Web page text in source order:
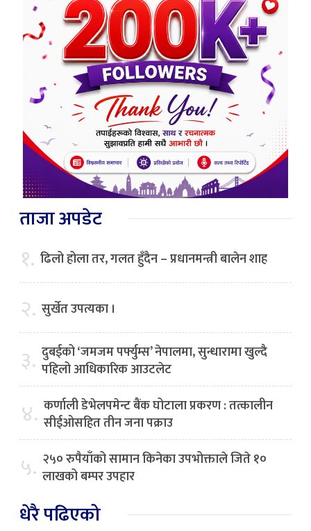
ताजा अपडेट
१. ढिलो होला तर, गलत हुँदैन – प्रधानमन्त्री बालेन शाह
२. सुर्खेत उपत्यका ।
३. दुबईको ‘जमजम पर्फ्युम्स’ नेपालमा, सुन्धारामा खुल्दै
पहिलो आधिकारिक आउटलेट
४. कर्णाली डेभेलपमेन्ट बैंक घोटाला प्रकरण : तत्कालीन
सीईओसहित तीन जना पक्राउ
५. २५० रुपैयाँको सामान किनेका उपभोक्ताले जिते १०
लाखको बम्पर उपहार
धेरै पढिएको